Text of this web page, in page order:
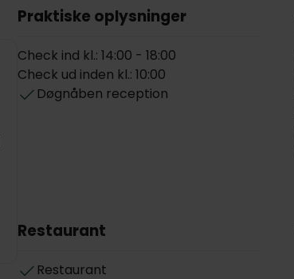
Praktiske oplysninger
Check ind kl.: 14:00 - 18:00
Check ud inden kl.: 10:00
Døgnåben reception
Restaurant
Restaurant